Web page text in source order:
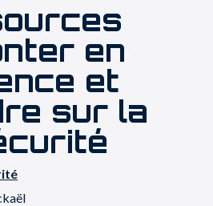
en
et
sur la